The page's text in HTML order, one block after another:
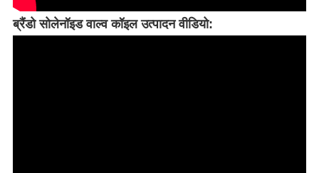
ब्रैंडो सोलेनॉइड वाल्व कॉइल उत्पादन वीडियो: